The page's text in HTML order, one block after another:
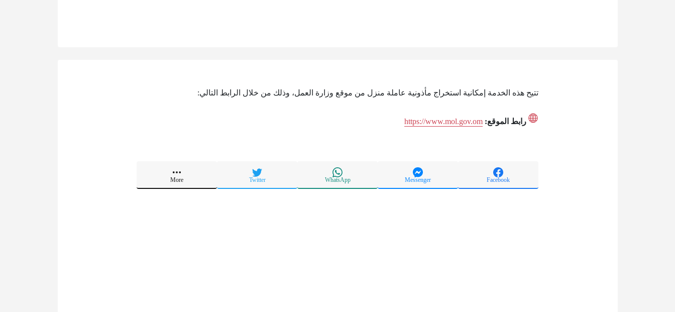
تتيح هذه الخدمة إمكانية استخراج مأذونية عاملة منزل من موقع وزارة العمل، وذلك من خلال الرابط التالي:
رابط الموقع: https://www.mol.gov.om
Facebook
Messenger
WhatsApp
Twitter
More